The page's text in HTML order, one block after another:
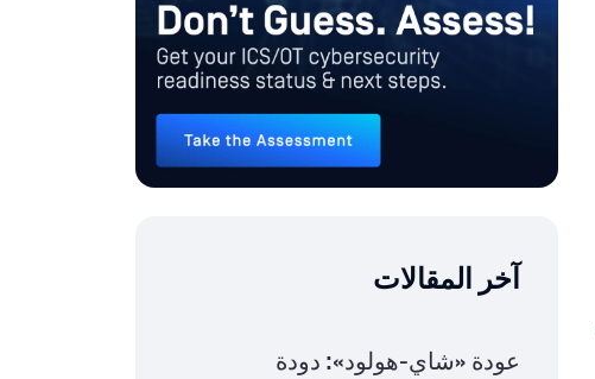
آخر المقالات
عودة «شاي-هولود»: دودة